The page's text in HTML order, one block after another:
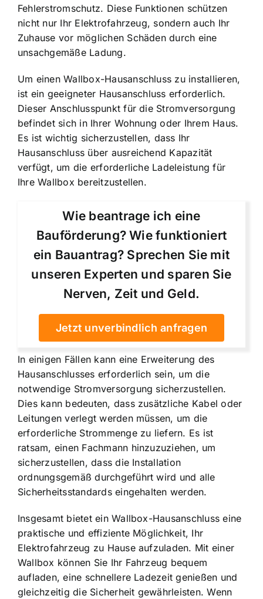
Fehlerstromschutz. Diese Funktionen schützen
nicht nur Ihr Elektrofahrzeug, sondern auch Ihr
Zuhause vor möglichen Schäden durch eine
unsachgemäße Ladung.
Um einen Wallbox-Hausanschluss zu installieren,
ist ein geeigneter Hausanschluss erforderlich.
Dieser Anschlusspunkt für die Stromversorgung
befindet sich in Ihrer Wohnung oder Ihrem Haus.
Es ist wichtig sicherzustellen, dass Ihr
Hausanschluss über ausreichend Kapazität
verfügt, um die erforderliche Ladeleistung für
Ihre Wallbox bereitzustellen.
Wie beantrage ich eine
Bauförderung? Wie funktioniert
ein Bauantrag? Sprechen Sie mit
unseren Experten und sparen Sie
Nerven, Zeit und Geld.
Jetzt unverbindlich anfragen
In einigen Fällen kann eine Erweiterung des
Hausanschlusses erforderlich sein, um die
notwendige Stromversorgung sicherzustellen.
Dies kann bedeuten, dass zusätzliche Kabel oder
Leitungen verlegt werden müssen, um die
erforderliche Strommenge zu liefern. Es ist
ratsam, einen Fachmann hinzuzuziehen, um
sicherzustellen, dass die Installation
ordnungsgemäß durchgeführt wird und alle
Sicherheitsstandards eingehalten werden.
Insgesamt bietet ein Wallbox-Hausanschluss eine
praktische und effiziente Möglichkeit, Ihr
Elektrofahrzeug zu Hause aufzuladen. Mit einer
Wallbox können Sie Ihr Fahrzeug bequem
aufladen, eine schnellere Ladezeit genießen und
gleichzeitig die Sicherheit gewährleisten. Wenn